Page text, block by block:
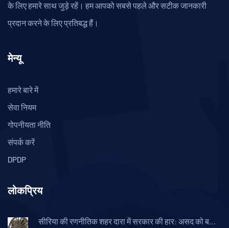
के लिए हमारे साथ जुड़े रहें। हम आपको सबसे पहले और सटीक जानकारी
प्रदान करने के लिए प्रतिबद्ध हैं।
मेन्यू
हमारे बारे में
सेवा नियम
गोपनीयता नीति
संपर्क करें
DPDP
लोकप्रिय
सीरिया की रणनीतिक शहर दारा में सरकार की हार: असद को बड़ा